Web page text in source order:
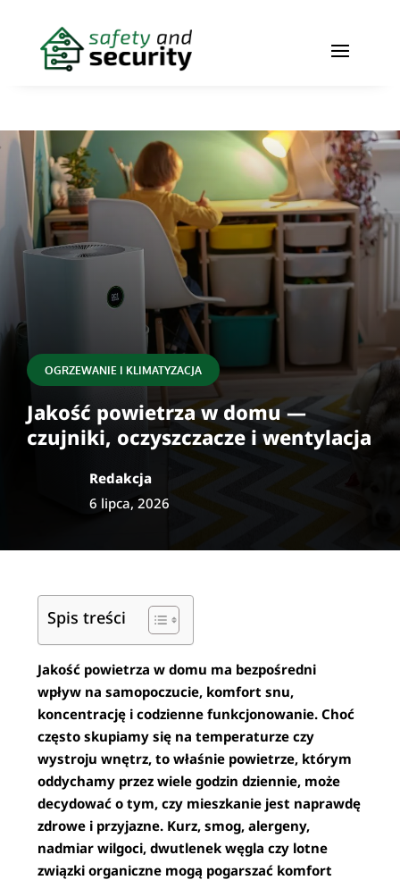
OGRZEWANIE I KLIMATYZACJA
Jakość powietrza w domu —
czujniki, oczyszczacze i wentylacja
Redakcja
6 lipca, 2026
Spis treści
Jakość powietrza w domu ma bezpośredni
wpływ na samopoczucie, komfort snu,
koncentrację i codzienne funkcjonowanie. Choć
często skupiamy się na temperaturze czy
wystroju wnętrz, to właśnie powietrze, którym
oddychamy przez wiele godzin dziennie, może
decydować o tym, czy mieszkanie jest naprawdę
zdrowe i przyjazne. Kurz, smog, alergeny,
nadmiar wilgoci, dwutlenek węgla czy lotne
związki organiczne mogą pogarszać komfort